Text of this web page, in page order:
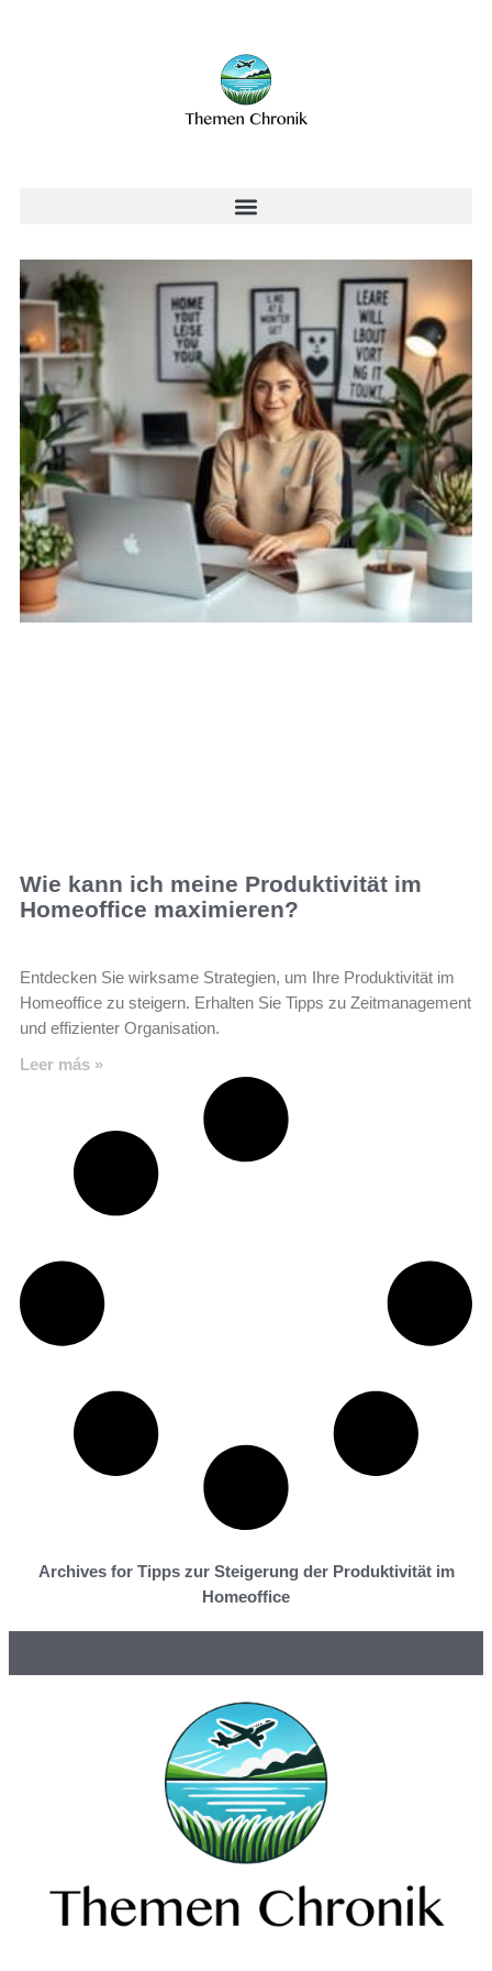
Wie kann ich meine Produktivität im
Homeoffice maximieren?
Entdecken Sie wirksame Strategien, um Ihre Produktivität im
Homeoffice zu steigern. Erhalten Sie Tipps zu Zeitmanagement
und effizienter Organisation.
Leer más »
Archives for Tipps zur Steigerung der Produktivität im
Homeoffice